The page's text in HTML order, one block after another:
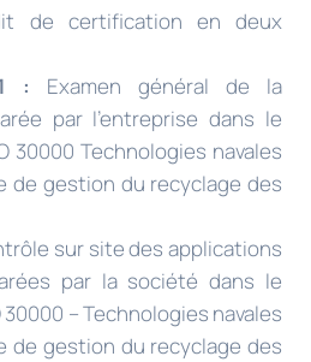
de certification en deux
: Examen général de la
par l’entreprise dans le
30000 Technologies navales
de gestion du recyclage des
sur site des applications
par la société dans le
– Technologies navales
de gestion du recyclage des